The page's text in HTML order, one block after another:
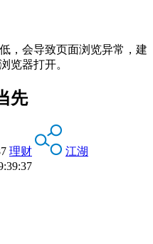
，会导致页面浏览异常，建
览器打开。
先
理财
江湖